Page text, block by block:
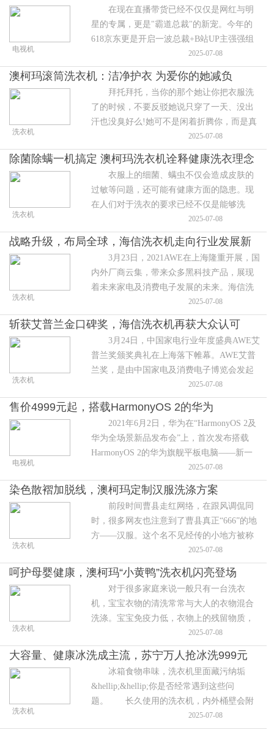
断!
在现在直播带货已经不仅仅是网红与明
星的专属，更是"霸道总裁"的新宠。今年的
618京东更是开启一波总裁+B站UP主强强组
合的直播形式，随着京东"总裁价到"活动的
开启，已经有不少观看直播的网友
电视机 2025-07-08
澳柯玛滚筒洗衣机：洁净护衣 为爱你的她减负
拜托拜托，当你的那个她让你把衣服洗
了的时候，不要反驳她说只穿了一天、没出
汗也没臭好么!她可不是闲着折腾你，而是真
心考虑你的健康。你要是懒得手洗或者心疼
她，那就送她一款澳柯玛滚筒洗衣
洗衣机 2025-07-08
除菌除螨一机搞定 澳柯玛洗衣机诠释健康洗衣理念
衣服上的细菌、螨虫不仅会造成皮肤的
过敏等问题，还可能有健康方面的隐患。现
在人们对于洗衣的要求已经不仅是能够洗
净，而是希望在洗衣服的过程中进行杀菌、
除螨的工作，让衣物更加洁净健康
洗衣机 2025-07-08
战略升级，布局全球，海信洗衣机走向行业发展新
赛道
3月23日，2021AWE在上海隆重开展，国
内外厂商云集，带来众多黑科技产品，展现
着未来家电及消费电子发展的未来。海信洗
衣机也携“家庭健康洗护解决方案”震撼亮
相，并推出了海信健康洗
洗衣机 2025-07-08
斩获艾普兰金口碑奖，海信洗衣机再获大众认可
3月24日，中国家电行业年度盛典AWE艾
普兰奖颁奖典礼在上海落下帷幕。AWE艾普
兰奖，是由中国家电及消费电子博览会发起
的，国内最具公信力的产品评选表彰活动，
素来有“全球智慧生活领域奥
洗衣机 2025-07-08
售价4999元起，搭载HarmonyOS 2的华为
MatePad Pro上市
2021年6月2日，华为在“HarmonyOS 2及
华为全场景新品发布会”上，首次发布搭载
HarmonyOS 2的华为旗舰平板电脑——新一
代华为MatePad Pro ，同时亮相的还有第二代
HUAWEI
电视机 2025-07-08
染色散褶加脱线，澳柯玛定制汉服洗涤方案
前段时间曹县走红网络，在跟风调侃同
时，很多网友也注意到了曹县真正“666”的地
方——汉服。这个名不见经传的小地方被称
为中国淘宝村，并且已闷声占据了全国1/3的
汉服
洗衣机 2025-07-08
呵护母婴健康，澳柯玛“小黄鸭”洗衣机闪亮登场
对于很多家庭来说一般只有一台洗衣
机，宝宝衣物的清洗常常与大人的衣物混合
洗涤。宝宝免疫力低，衣物上的残留物质，
会伤及婴儿的皮肤，对婴儿的健康产生潜在
的威胁。 此外，为了让宝宝的衣物
洗衣机 2025-07-08
大容量、健康冰洗成主流，苏宁万人抢冰洗999元
起
冰箱食物串味，洗衣机里面藏污纳垢
&hellip;&hellip;你是否经常遇到这些问
题。 长久使用的洗衣机，内外桶壁会附
着污渍，滋生细菌，造成衣物的二次污染;家
洗衣机 2025-07-08